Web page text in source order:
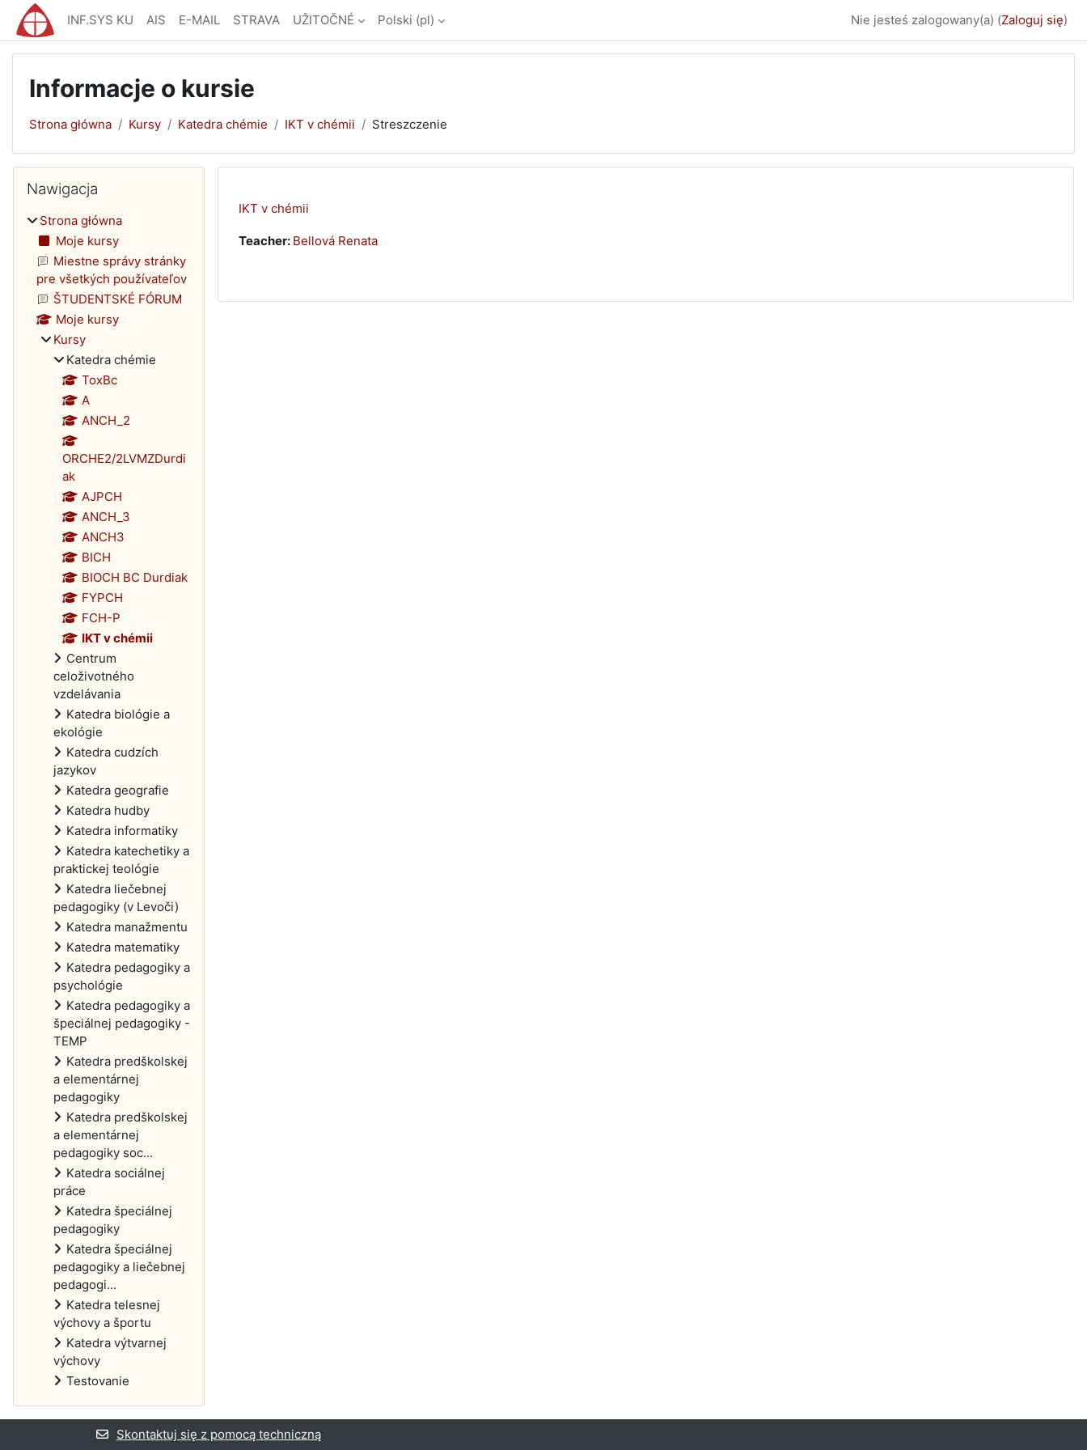
Przejdź do głównej zawartości
INF.SYS KU AIS E-MAIL STRAVA UŽITOČNÉ Polski ‎(pl)‎ Nie jesteś zalogowany(a) (Zaloguj się)
Informacje o kursie
Strona główna Kursy Katedra chémie IKT v chémii Streszczenie
IKT v chémii
Teacher: Bellová Renata
Bloki
Nawigacja
Strona główna
Moje kursy
Miestne správy stránky
pre všetkých používateľov
ŠTUDENTSKÉ FÓRUM
Moje kursy
Kursy
Katedra chémie
ToxBc
A
ANCH_2
ORCHE2/2LVMZDurdi
ak
AJPCH
ANCH_3
ANCH3
BICH
BIOCH BC Durdiak
FYPCH
FCH-P
IKT v chémii
Centrum
celoživotného
vzdelávania
Katedra biológie a
ekológie
Katedra cudzích
jazykov
Katedra geografie
Katedra hudby
Katedra informatiky
Katedra katechetiky a
praktickej teológie
Katedra liečebnej
pedagogiky (v Levoči)
Katedra manažmentu
Katedra matematiky
Katedra pedagogiky a
psychológie
Katedra pedagogiky a
špeciálnej pedagogiky -
TEMP
Katedra predškolskej
a elementárnej
pedagogiky
Katedra predškolskej
a elementárnej
pedagogiky soc...
Katedra sociálnej
práce
Katedra špeciálnej
pedagogiky
Katedra špeciálnej
pedagogiky a liečebnej
pedagogi...
Katedra telesnej
výchovy a športu
Katedra výtvarnej
výchovy
Testovanie
Skontaktuj się z pomocą techniczną